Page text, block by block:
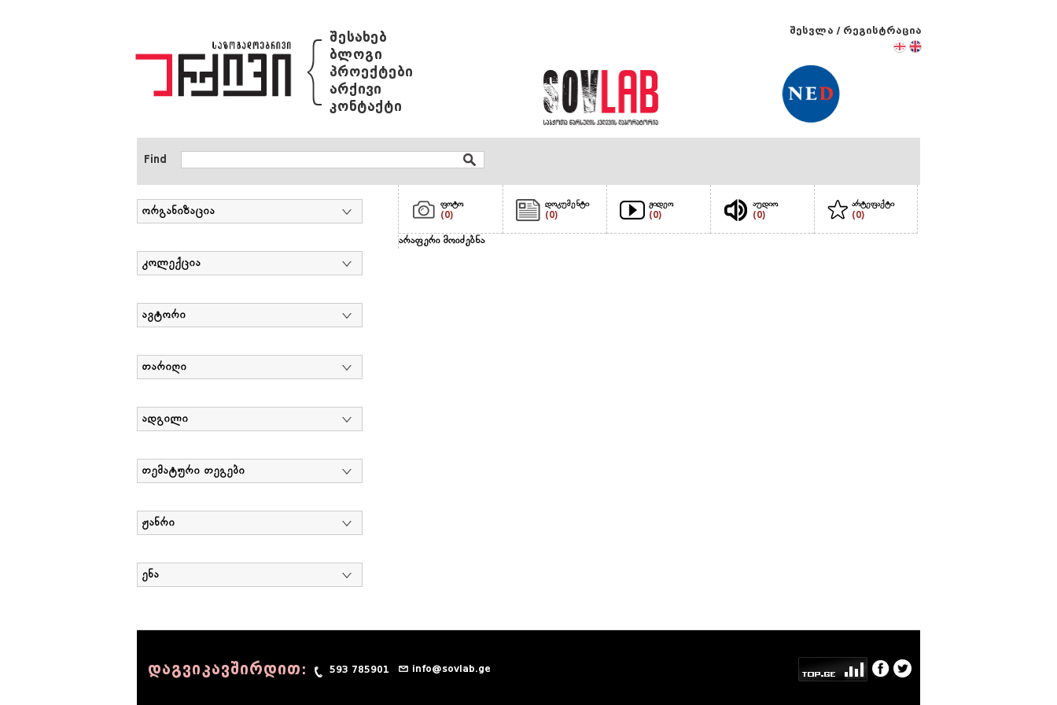
{ შესახებ
ბლოგი
პროექტები
არქივი
კონტაქტი
შესვლა / რეგისტრაცია
Find
ორგანიზაცია
კოლექცია
ავტორი
თარიღი
ადგილი
თემატური თეგები
ჟანრი
ენა
ფოტო
(0)
დოკუმენტი
(0)
ვიდეო
(0)
აუდიო
(0)
არტეფაქტი
(0)
არაფერი მოიძებნა
დაგვიკავშირდით: 593 785901 info@sovlab.ge